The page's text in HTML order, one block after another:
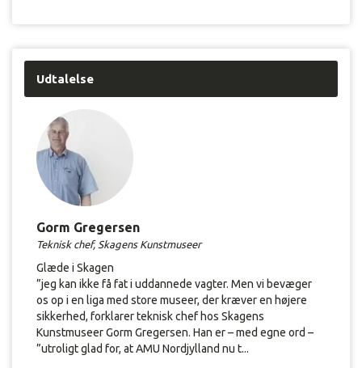
Udtalelse
Gorm Gregersen
Teknisk chef, Skagens Kunstmuseer
Glæde i Skagen
”jeg kan ikke få fat i uddannede vagter. Men vi bevæger
os op i en liga med store museer, der kræver en højere
sikkerhed, forklarer teknisk chef hos Skagens
Kunstmuseer Gorm Gregersen. Han er – med egne ord –
”utroligt glad for, at AMU Nordjylland nu t...